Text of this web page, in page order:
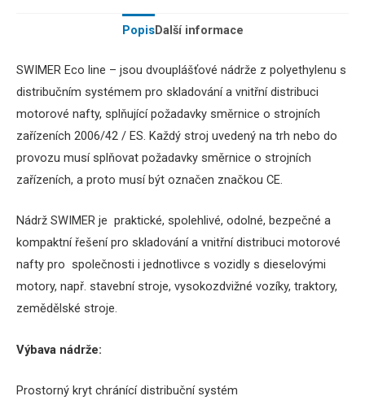
PopisDalší informace
SWIMER Eco line – jsou dvouplášťové nádrže z polyethylenu s
distribučním systémem pro skladování a vnitřní distribuci
motorové nafty, splňující požadavky směrnice o strojních
zařízeních 2006/42 / ES. Každý stroj uvedený na trh nebo do
provozu musí splňovat požadavky směrnice o strojních
zařízeních, a proto musí být označen značkou CE.
Nádrž SWIMER je praktické, spolehlivé, odolné, bezpečné a
kompaktní řešení pro skladování a vnitřní distribuci motorové
nafty pro společnosti i jednotlivce s vozidly s dieselovými
motory, např. stavební stroje, vysokozdvižné vozíky, traktory,
zemědělské stroje.
Výbava nádrže:
Prostorný kryt chránící distribuční systém